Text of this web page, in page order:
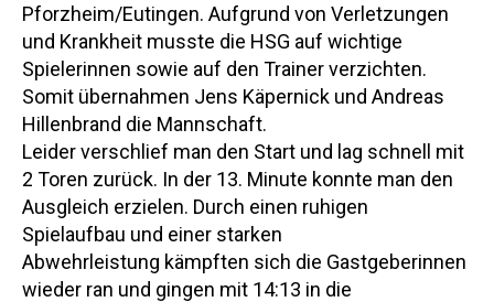
Pforzheim/Eutingen. Aufgrund von Verletzungen
und Krankheit musste die HSG auf wichtige
Spielerinnen sowie auf den Trainer verzichten.
Somit übernahmen Jens Käpernick und Andreas
Hillenbrand die Mannschaft.
Leider verschlief man den Start und lag schnell mit
2 Toren zurück. In der 13. Minute konnte man den
Ausgleich erzielen. Durch einen ruhigen
Spielaufbau und einer starken
Abwehrleistung kämpften sich die Gastgeberinnen
wieder ran und gingen mit 14:13 in die